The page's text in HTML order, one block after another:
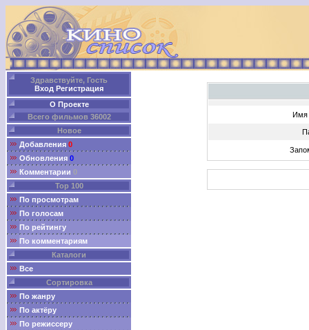
Здравствуйте, Гость
Вход Регистрация
О Проекте
Всего фильмов 36002
Новое
Добавления 0
Обновления 0
Комментарии 0
Top 100
По просмотрам
По голосам
По рейтингу
По комментариям
Каталоги
Все
Сортировка
По жанру
По актёру
По режиссеру
Имя